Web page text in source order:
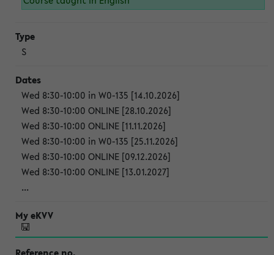
S
Wed 8:30-10:00 in W0-135 [14.10.2026]
Wed 8:30-10:00 ONLINE [28.10.2026]
Wed 8:30-10:00 ONLINE [11.11.2026]
Wed 8:30-10:00 in W0-135 [25.11.2026]
Wed 8:30-10:00 ONLINE [09.12.2026]
Wed 8:30-10:00 ONLINE [13.01.2027]
...